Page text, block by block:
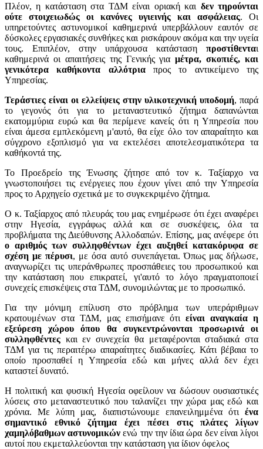
Πλέον, η κατάσταση στα ΤΔΜ είναι οριακή και δεν τηρούνται
ούτε στοιχειωδώς οι κανόνες υγιεινής και ασφάλειας. Οι
υπηρετούντες αστυνομικοί καθημερινά υπερβάλλουν εαυτόν σε
δύσκολες εργασιακές συνθήκες και ρισκάρουν ακόμα και την υγεία
τους. Επιπλέον, στην υπάρχουσα κατάσταση προστίθενται
καθημερινά οι απαιτήσεις της Γενικής γιαμέτρα, σκοπιές, και
γενικότερα καθήκοντα αλλότριαπρος το αντικείμενο της
Υπηρεσίας.
Τεράστιες είναι οι ελλείψεις στην υλικοτεχνική υποδομή, παρά
το γεγονός ότι για το μεταναστευτικό ζήτημα δαπανώνται
εκατομμύρια ευρώ και θα περίμενε κανείς ότι η Υπηρεσία που
είναι άμεσα εμπλεκόμενη μ'αυτό, θα είχε όλο τον απαραίτητο και
σύγχρονο εξοπλισμό για να εκτελέσει αποτελεσματικότερα τα
καθήκοντά της.
Το Προεδρείο της Ένωσης ζήτησε από τον κ. Ταξίαρχο να
γνωστοποιήσει τις ενέργειες που έχουν γίνει από την Υπηρεσία
προς το Αρχηγείο σχετικά με το συγκεκριμένο ζήτημα.
Ο κ. Ταξίαρχος από πλευράς του μας ενημέρωσε ότι έχει αναφέρει
στην Ηγεσία, εγγράφως αλλά και σε συσκέψεις, όλα τα
προβλήματα της Διεύθυνσης Αλλοδαπών. Επίσης, μας ανέφερε ότι
ο αριθμός των συλληφθέντων έχει αυξηθεί κατακόρυφα σε
σχέση με πέρυσι, με όσα αυτό συνεπάγεται. Όπως μας δήλωσε,
αναγνωρίζει τις υπεράνθρωπες προσπάθειες του προσωπικού και
την κατάσταση που επικρατεί, γι'αυτό το λόγο πραγματοποιεί
συνεχείς επισκέψεις στα ΤΔΜ, συνομιλώντας με το προσωπικό.
Για την μόνιμη επίλυση στο πρόβλημα των υπεράριθμων
κρατουμένων στα ΤΔΜ, μας επισήμανε ότιείναι αναγκαία η
εξεύρεση χώρου όπου θα συγκεντρώνονται προσωρινά οι
συλληφθέντες και εν συνεχεία θα μεταφέρονται σταδιακά στα
ΤΔΜ για τις περαιτέρω απαραίτητες διαδικασίες. Κάτι βέβαια το
οποίο προσπαθεί η Υπηρεσία εδώ και μήνες αλλά δεν έχει
καταστεί δυνατό.
Η πολιτική και φυσική Ηγεσία οφείλουν να δώσουν ουσιαστικές
λύσεις στο μεταναστευτικό που ταλανίζει την χώρα μας εδώ και
χρόνια. Με λύπη μας, διαπιστώνουμε επανειλημμένα ότι ένα
σημαντικό εθνικό ζήτημα έχει πέσει στις πλάτες λίγων
χαμηλόβαθμων αστυνομικών ενώ την την ίδια ώρα δεν είναι λίγοι
αυτοί που εκμεταλλεύονται την κατάσταση για ίδιον όφελος